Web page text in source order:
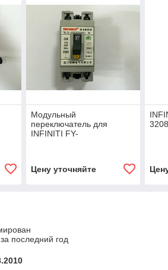
Модульный
переключатель для
INFINITI FY-
Цену уточняйте
последний год